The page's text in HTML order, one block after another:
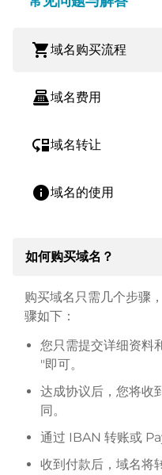
shopping_cart域名购买流程
point_of_sale域名费用
move_down域名转让
info域名的使用
如何购买域名？
购买域名只需几个步骤
骤如下：
您只需提交详细资料
"即可。
达成协议后，您将收
同。
通过 IBAN 转账或
收到付款后，域名将